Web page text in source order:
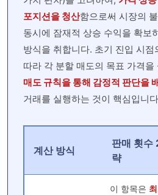
포지션을 청산함으로써 시장의
동시에 잠재적 상승 수익을 확보
방식을 취합니다. 초기 진입 시점
따라 각 분할 매도의 목표 가격을
매도 규칙을 통해 감정적 판단을
거래를 실행하는 것이 핵심입니
계산 방식
판매 횟수
략
이 항목은